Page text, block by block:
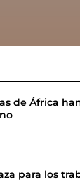
de África
para los